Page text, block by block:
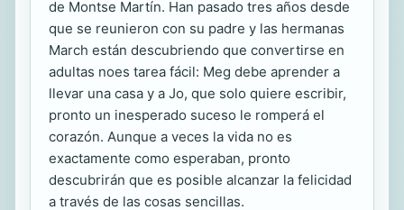
de Montse Martín. Han pasado tres años desde
que se reunieron con su padre y las hermanas
March están descubriendo que convertirse en
adultas noes tarea fácil: Meg debe aprender a
llevar una casa y a Jo, que solo quiere escribir,
pronto un inesperado suceso le romperá el
corazón. Aunque a veces la vida no es
exactamente como esperaban, pronto
descubrirán que es posible alcanzar la felicidad
a través de las cosas sencillas.